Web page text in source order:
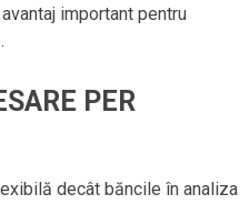
important pentru
PER
decât băncile în analiza